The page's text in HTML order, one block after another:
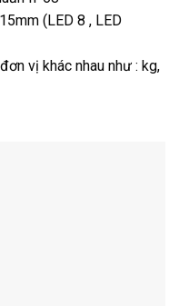
(LED 8 , LED
vị khác nhau như : kg,